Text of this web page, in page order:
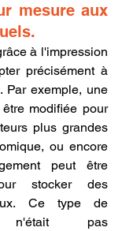
mesure aux
à l'impression
précisément à
Par exemple, une
modifiée pour
plus grandes
ou encore
peut être
stocker des
Ce type de
n'était pas